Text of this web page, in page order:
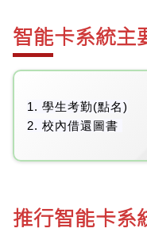
智能卡系統主
1. 學生考勤(點名)
2. 校內借還圖書
推行智能卡系